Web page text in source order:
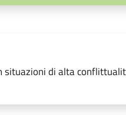
situazioni di alta